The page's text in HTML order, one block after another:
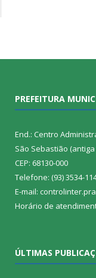
PREFEITURA
End.: Centro
São Sebastião
CEP: 68130-000
Telefone: (93) 3534-
E-mail:
Horário de
ÚLTIMAS